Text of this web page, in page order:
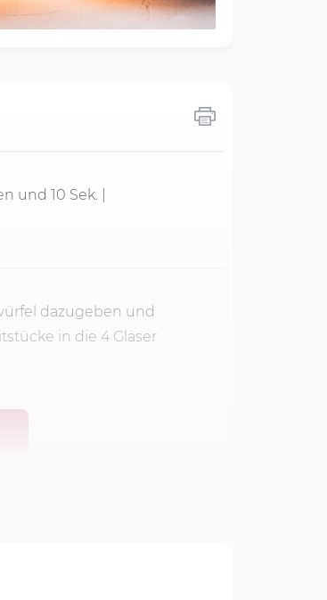
und 10 Sek.
dazugeben und
in die 4 Gläser